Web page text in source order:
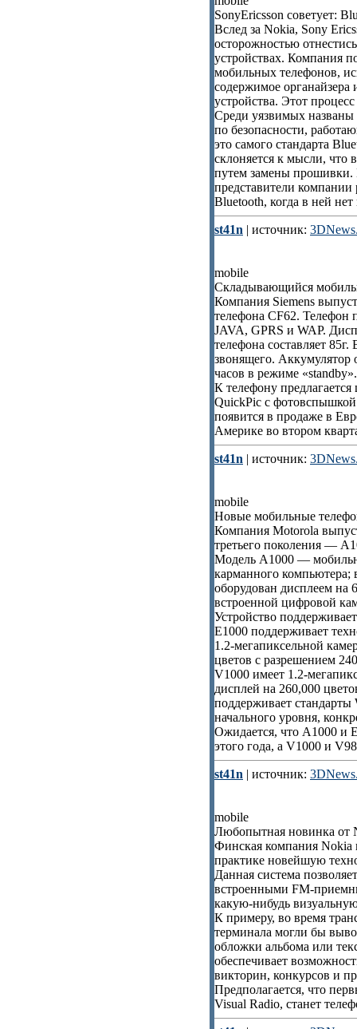
SonyEricsson советует:
Вслед за Nokia, Sony
осторожностью
устройствах. Компания
мобильных телефонов,
содержимое органайзера
устройства. Этот
Среди уязвимых
по безопасности,
это самого стандарта
склоняется к мысли, что
путем замены прошивки.
представители
Bluetooth, когда в ней
st41n | источник:
mobile
Складывающийся
Компания Siemens
телефона CF62. Телефон
JAVA, GPRS и WAP.
телефона составляет
звонящего. Аккумулятор
часов в режиме «standby».
К телефону
QuickPic с
появится в продаже в
Америке во втором
st41n | источник:
mobile
Новые мобильные
Компания Motorola
третьего поколения —
Модель A1000 —
карманного компьютера;
оборудован дисплеем на
встроенной цифровой
Устройство
E1000 поддерживает
1.2-мегапиксельной
цветов с разрешением
V1000 имеет 1.2-
дисплей на 260,000
поддерживает
начального уровня,
Ожидается, что A1000 и
этого года, а V1000 и
st41n | источник:
mobile
Любопытная новинка от
Финская компания Nokia
практике новейшую
Данная система
встроенными FM-
какую-нибудь
К примеру, во время
терминала могли бы
обложки альбома или
обеспечивает
викторин, конкурсов и
Предполагается, что
Visual Radio, станет